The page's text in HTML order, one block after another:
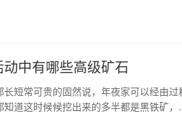
中有哪些高级矿石
短常可贵的固然说，年夜家可以经由过
道这时候候挖出来的多半都是黑铁矿，